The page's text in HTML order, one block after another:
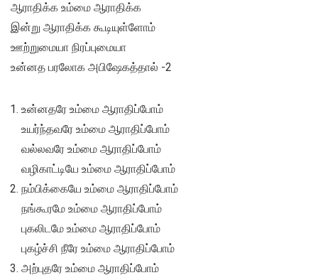
ஆராதிக்க உம்மை ஆராதிக்க
இன்று ஆராதிக்க கூடியுள்ளோம்
ஊற்றுமையா நிரப்புமையா
உன்னத பரலோக அபிஷேகத்தால் -2
உன்னதரே உம்மை ஆராதிப்போம்
உயர்ந்தவரே உம்மை ஆராதிப்போம்
வல்லவரே உம்மை ஆராதிப்போம்
வழிகாட்டியே உம்மை ஆராதிப்போம்
நம்பிக்கையே உம்மை ஆராதிப்போம்
நங்கூரமே உம்மை ஆராதிப்போம்
புகலிடமே உம்மை ஆராதிப்போம்
புகழ்ச்சி நீரே உம்மை ஆராதிப்போம்
அற்புதரே உம்மை ஆராதிப்போம்